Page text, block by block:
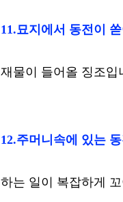
11.묘지에서 동전이
재물이 들어올 징조입
12.주머니속에 있는
하는 일이 복잡하게